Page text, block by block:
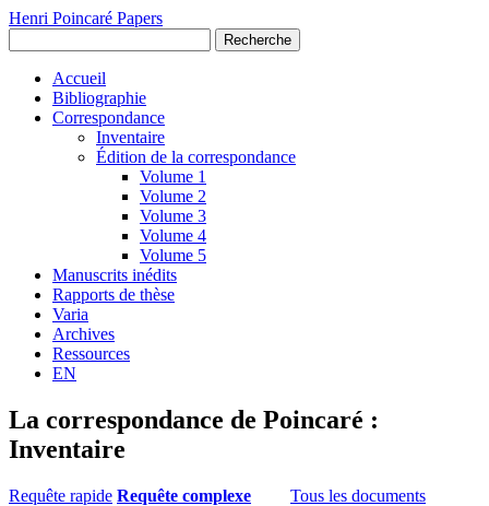
Henri Poincaré Papers
Recherche
Accueil
Bibliographie
Correspondance
Inventaire
Édition de la correspondance
Volume 1
Volume 2
Volume 3
Volume 4
Volume 5
Manuscrits inédits
Rapports de thèse
Varia
Archives
Ressources
EN
La correspondance de Poincaré :
Inventaire
Requête rapide Requête complexe Tous les documents